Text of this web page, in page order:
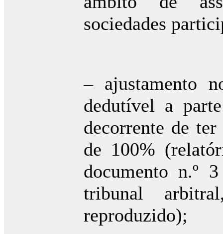
sociedades
– ajustamento
dedutível a
decorrente de
de 100%
documento n.º
tribunal
reproduzido);